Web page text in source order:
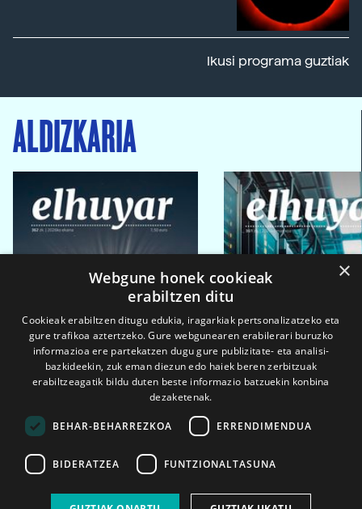
Ikusi programa guztiak
ALDIZKARIA
2026ko eka. 1a 2026ko mar. 1a
×
Webgune honek cookieak
erabiltzen ditu
Cookieak erabiltzen ditugu edukia, iragarkiak pertsonalizatzeko eta
gure trafikoa aztertzeko. Gure webgunearen erabilerari buruzko
informazioa ere partekatzen dugu gure publizitate- eta analisi-
bazkideekin, zuk eman diezun edo haiek beren zerbitzuak
erabiltzeagatik bildu duten beste informazio batzuekin konbina
dezaketenak.
BEHAR-BEHARREZKOA ERRENDIMENDUA
BIDERATZEA FUNTZIONALTASUNA